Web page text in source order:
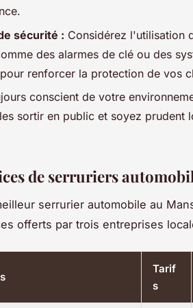
sécurité : Considérez l'utilisation
des alarmes de clé ou des
renforcer la protection de vos
conscient de votre
sortir en public et soyez prudent
de serruriers
serrurier automobile au
offerts par trois entreprises
Tarif
s